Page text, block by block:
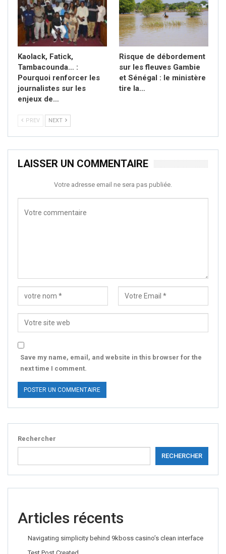
Kaolack, Fatick,
Tambacounda… :
Pourquoi renforcer les
journalistes sur les
enjeux de…
Risque de débordement
sur les fleuves Gambie
et Sénégal : le ministère
tire la…
PREV NEXT
LAISSER UN COMMENTAIRE
Votre adresse email ne sera pas publiée.
Save my name, email, and website in this browser for the
next time I comment.
Rechercher
RECHERCHER
Articles récents
Navigating simplicity behind 9kboss casino’s clean interface